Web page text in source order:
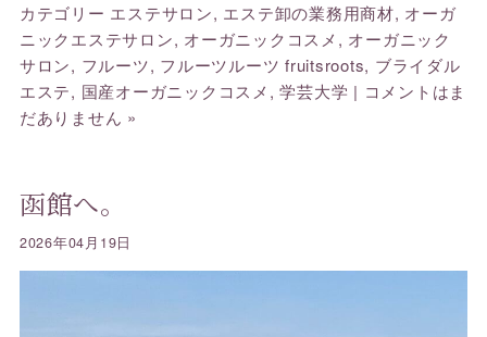
カテゴリー エステサロン, エステ卸の業務用商材, オーガ
ニックエステサロン, オーガニックコスメ , オーガニック
サロン, フルーツ, フルーツルーツ fruitsroots, ブライダル
エステ, 国産オーガニックコスメ ,学芸大学 | コメントはま
だありません »
函館へ。
2026年04月19日